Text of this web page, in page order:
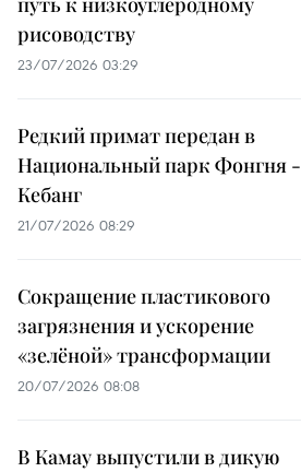
рисоводству
23/07/2026 03:29
Редкий примат передан в
Национальный парк Фонгня -
Кебанг
21/07/2026 08:29
Сокращение пластикового
загрязнения и ускорение
«зелёной» трансформации
20/07/2026 08:08
В Камау выпустили в дикую